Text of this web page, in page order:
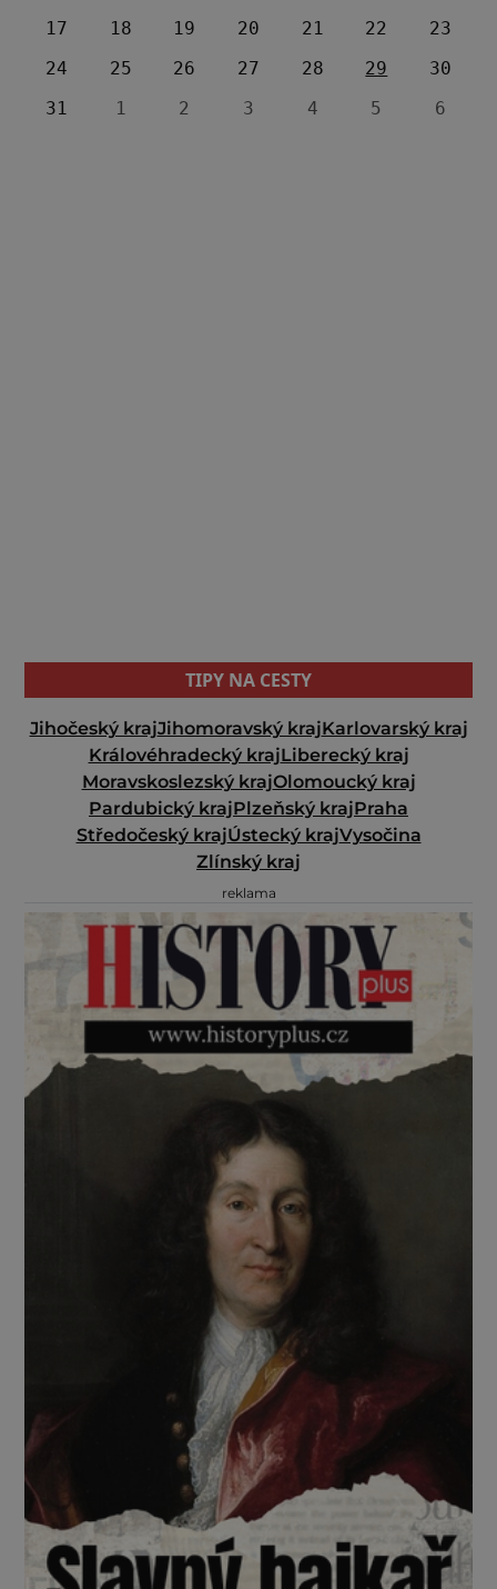
17 18 19 20 21 22
23
24
25 26 27 28 29
30
31
1 2 3 4 5 6
TIPY NA CESTY
Jihočeský krajJihomoravský krajKarlovarský kraj
Královéhradecký krajLiberecký kraj
Moravskoslezský krajOlomoucký kraj
Pardubický krajPlzeňský krajPraha
Středočeský krajÚstecký krajVysočina
Zlínský kraj
reklama